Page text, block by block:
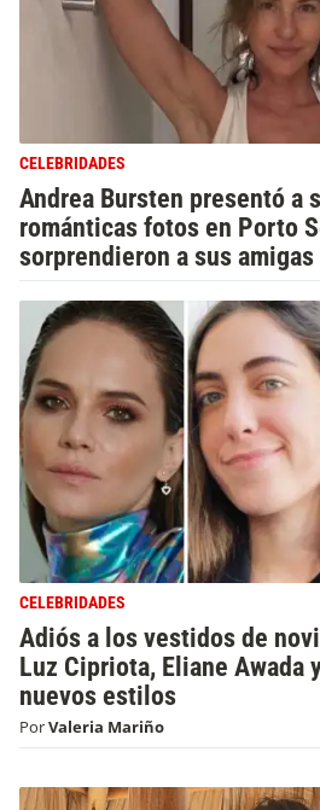
CELEBRIDADES
Andrea Bursten presentó a
románticas fotos en Porto
sorprendieron a sus amigas
CELEBRIDADES
Adiós a los vestidos de
Luz Cipriota, Eliane Awada
nuevos estilos
PorValeria Mariño